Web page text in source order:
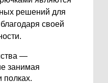
решений для
своей
—
занимая
полках.